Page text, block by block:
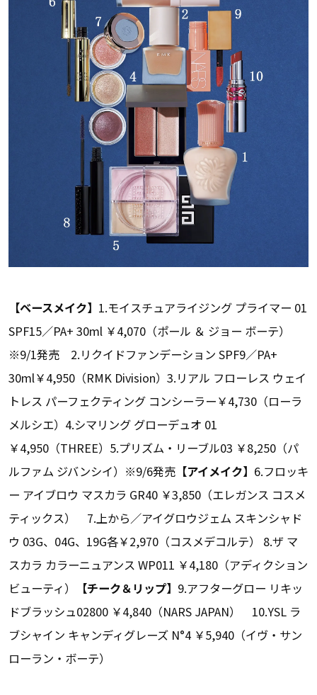
【ベースメイク】 1.モイスチュアライジング プライマー 01
SPF15／PA+ 30ml ￥4,070（ポール ＆ ジョー ボーテ）
※9/1発売 2.リクイドファンデーション SPF9／PA+
30ml￥4,950（RMK Division）3.リアル フローレス ウェイ
トレス パーフェクティング コンシーラー￥4,730（ローラ
メルシエ）4.シマリング グローデュオ 01
￥4,950（THREE）5.プリズム・リーブル03 ￥8,250（パ
ルファム ジバンシイ）※9/6発売【アイメイク】 6.フロッキ
ー アイブロウ マスカラ GR40 ￥3,850（エレガンス コスメ
ティックス） 7.上から／アイグロウジェム スキンシャド
ウ 03G、04G、19G各￥2,970（コスメデコルテ） 8.ザ マ
スカラ カラーニュアンス WP011 ￥4,180（アディクション
ビューティ）
【チーク＆リップ】 9.アフターグロー リキッ
ドブラッシュ02800 ￥4,840（NARS JAPAN） 10.YSL ラ
ブシャイン キャンディグレーズ N°4 ￥5,940（イヴ・サン
ローラン・ボーテ）